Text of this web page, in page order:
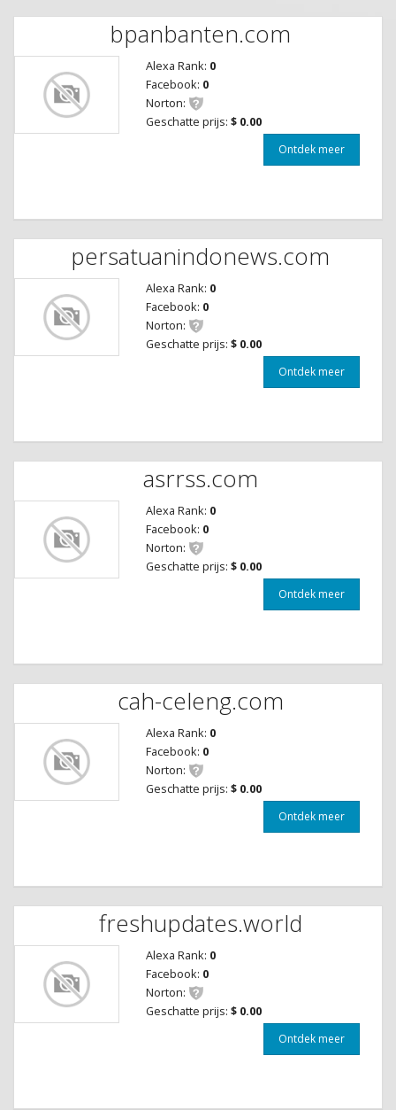
bpanbanten.com
Alexa Rank: 0
Facebook: 0
Norton:
Geschatte prijs: $ 0.00
Ontdek meer
persatuanindonews.com
Alexa Rank: 0
Facebook: 0
Norton:
Geschatte prijs: $ 0.00
Ontdek meer
asrrss.com
Alexa Rank: 0
Facebook: 0
Norton:
Geschatte prijs: $ 0.00
Ontdek meer
cah-celeng.com
Alexa Rank: 0
Facebook: 0
Norton:
Geschatte prijs: $ 0.00
Ontdek meer
freshupdates.world
Alexa Rank: 0
Facebook: 0
Norton:
Geschatte prijs: $ 0.00
Ontdek meer